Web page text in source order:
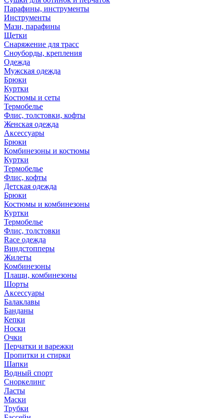
Парафины, инструменты
Инструменты
Мази, парафины
Щетки
Снаряжение для трасс
Сноуборды, крепления
Одежда
Мужская одежда
Брюки
Куртки
Костюмы и сеты
Термобелье
Флис, толстовки, кофты
Женская одежда
Аксессуары
Брюки
Комбинезоны и костюмы
Куртки
Термобелье
Флис, кофты
Детская одежда
Брюки
Костюмы и комбинезоны
Куртки
Термобелье
Флис, толстовки
Race одежда
Виндстопперы
Жилеты
Комбинезоны
Плащи, комбинезоны
Шорты
Аксессуары
Балаклавы
Банданы
Кепки
Носки
Очки
Перчатки и варежки
Пропитки и стирки
Шапки
Водный спорт
Сноркелинг
Ласты
Маски
Трубки